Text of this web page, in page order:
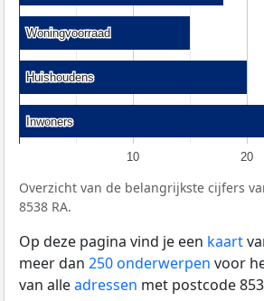
10 20
Woningvoorraad
Woningvoorraad
Huishoudens
Huishoudens
Inwoners
Inwoners
Overzicht van de belangrijkste cijfers
8538 RA.
Op deze pagina vind je een kaart
meer dan 250 onderwerpen voor
van alleadressen met postcode